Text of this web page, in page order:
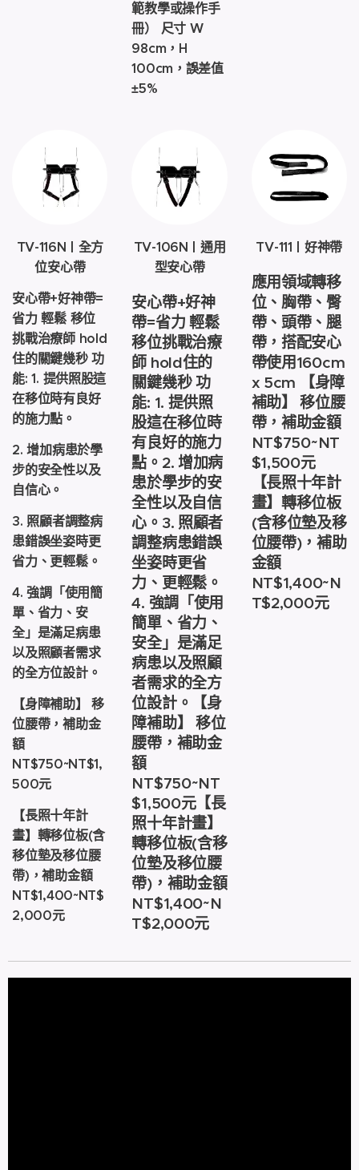
範教學或操作手
冊） 尺寸 W
98cm，H
100cm，誤差值
±5%
TV-116N | 全方
位安心帶
安心帶+好神帶=
省力 輕鬆 移位
挑戰治療師 hold
住的關鍵幾秒 功
能: 1. 提供照股這
在移位時有良好
的施力點。
2. 增加病患於學
步的安全性以及
自信心。
3. 照顧者調整病
患錯誤坐姿時更
省力、更輕鬆。
4. 強調「使用簡
單、省力、安
全」是滿足病患
以及照顧者需求
的全方位設計。
【身障補助】 移
位腰帶，補助金
額
NT$750~NT$1,
500元
【長照十年計
畫】轉移位板(含
移位墊及移位腰
帶)，補助金額
NT$1,400~NT$
2,000元
TV-106N | 通用
型安心帶
安心帶+好神
帶=省力 輕鬆
移位挑戰治療
師 hold住的
關鍵幾秒 功
能: 1. 提供照
股這在移位時
有良好的施力
點。2. 增加病
患於學步的安
全性以及自信
心。3. 照顧者
調整病患錯誤
坐姿時更省
力、更輕鬆。
4. 強調「使用
簡單、省力、
安全」是滿足
病患以及照顧
者需求的全方
位設計。【身
障補助】 移位
腰帶，補助金
額
NT$750~NT
$1,500元【長
照十年計畫】
轉移位板(含移
位墊及移位腰
帶)，補助金額
NT$1,400~N
T$2,000元
TV-111 | 好神帶
應用領域轉移
位、胸帶、臀
帶、頭帶、腿
帶，搭配安心
帶使用160cm
x 5cm 【身障
補助】 移位腰
帶，補助金額
NT$750~NT
$1,500元
【長照十年計
畫】轉移位板
(含移位墊及移
位腰帶)，補助
金額
NT$1,400~N
T$2,000元